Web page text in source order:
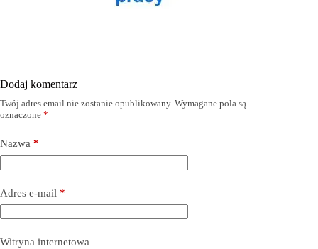
Dodaj komentarz
Twój adres email nie zostanie opublikowany. Wymagane pola są
oznaczone *
Nazwa *
Adres e-mail *
Witryna internetowa